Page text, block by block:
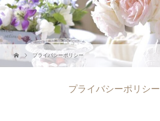
プライバシーポリシー
プライバシーポリシー